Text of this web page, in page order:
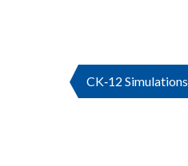
CK‑12 Simulations